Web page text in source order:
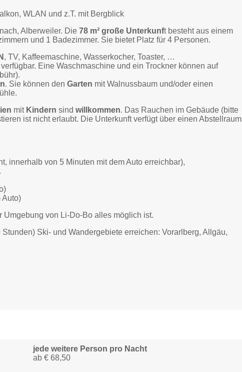
WLAN und z.T. mit Bergblick
Alberweiler. Die 78 m² große Unterkunft besteht aus einem
und 1 Badezimmer. Sie bietet Platz für 4 Personen.
, TV, Kaffeemaschine, Wasserkocher, Toaster, …
Eine Waschmaschine und ein Trockner können auf
. Sie können denGarten mit Walnussbaum und/oder einen
mit Kindern sindwillkommen. Das Rauchen im Gebäude (bitte
ist nicht erlaubt. Die Unterkunft verfügt über einen Abstellraum
innerhalb von 5 Minuten mit dem Auto erreichbar),
Auto)
von Li-Do-Bo alles möglich ist.
Ski- und Wandergebiete erreichen: Vorarlberg, Allgäu,
jede weitere Person pro Nacht
ab € 68,50